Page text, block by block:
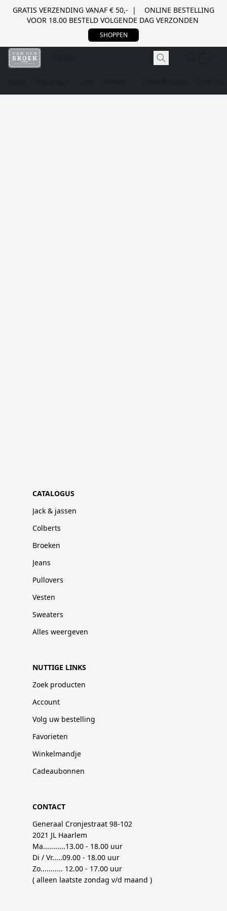
GRATIS VERZENDING VANAF € 50,- | ONLINE BESTELLING
VOOR 18.00 BESTELD VOLGENDE DAG VERZONDEN
SHOPPEN
CATALOGUS
Jack & jassen
Colberts
Broeken
Jeans
Pullovers
Vesten
Sweaters
Alles weergeven
NUTTIGE LINKS
Zoek producten
Account
Volg uw bestelling
Favorieten
Winkelmandje
Cadeaubonnen
CONTACT
Generaal Cronjestraat 98-102
2021 JL Haarlem
Ma...........13.00 - 18.00 uur
Di / Vr.....09.00 - 18.00 uur
Zo........... 12.00 - 17.00 uur
( alleen laatste zondag v/d maand )